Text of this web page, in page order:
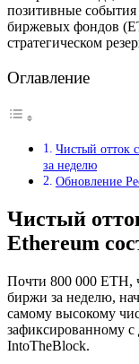
позитивные события
биржевых фондов
стратегическом
Оглавление
Чистый отток
за неделю
Обновление
Чистый
Ethereum
Почти 800 000 ETH,
биржи за неделю,
самому высокому
зафиксированному с
IntoTheBlock.